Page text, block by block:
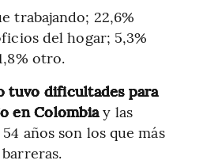
trabajando; 22,6%
del hogar; 5,3%
otro.
tuvo dificultades para
en Colombiay las
años son los que más